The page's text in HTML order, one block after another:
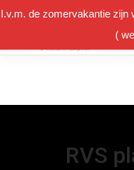
I.v.m. de zomervakantie zijn
(
RVS